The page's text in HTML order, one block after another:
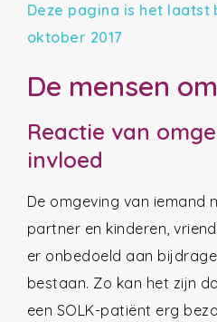
Deze pagina is het laatst
oktober 2017
De mensen
Reactie van
invloed
De omgeving van iemand
partner en kinderen,
er onbedoeld aan
bestaan. Zo kan het zijn
een SOLK-patiënt erg